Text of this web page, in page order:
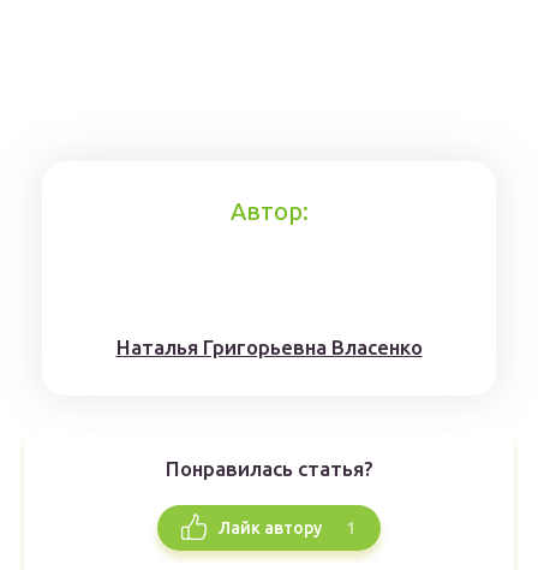
Автор:
Наталья Григорьевна Власенко
Понравилась статья?
Лайк автору 1